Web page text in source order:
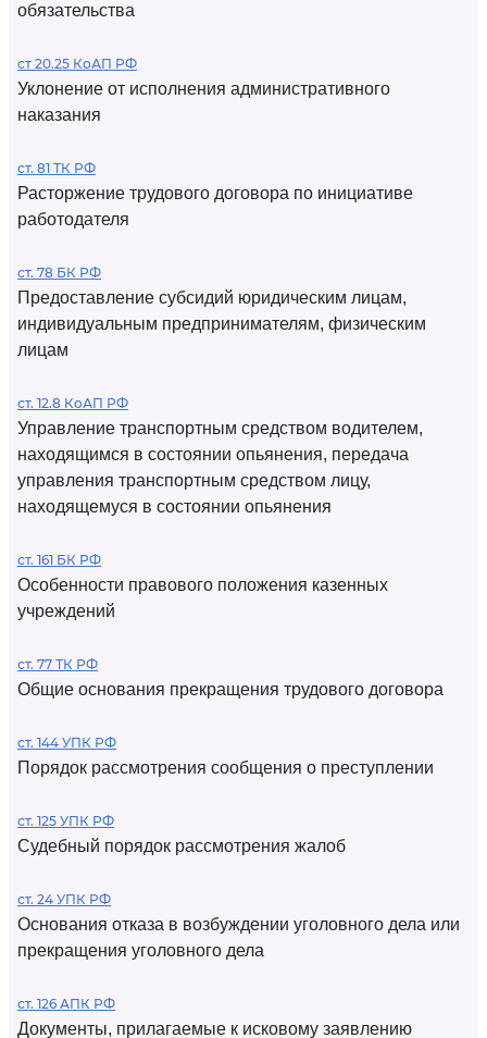
обязательства
ст 20.25 КоАП РФ
Уклонение от исполнения административного
наказания
ст. 81 ТК РФ
Расторжение трудового договора по инициативе
работодателя
ст. 78 БК РФ
Предоставление субсидий юридическим лицам,
индивидуальным предпринимателям, физическим
лицам
ст. 12.8 КоАП РФ
Управление транспортным средством водителем,
находящимся в состоянии опьянения, передача
управления транспортным средством лицу,
находящемуся в состоянии опьянения
ст. 161 БК РФ
Особенности правового положения казенных
учреждений
ст. 77 ТК РФ
Общие основания прекращения трудового договора
ст. 144 УПК РФ
Порядок рассмотрения сообщения о преступлении
ст. 125 УПК РФ
Судебный порядок рассмотрения жалоб
ст. 24 УПК РФ
Основания отказа в возбуждении уголовного дела или
прекращения уголовного дела
ст. 126 АПК РФ
Документы, прилагаемые к исковому заявлению